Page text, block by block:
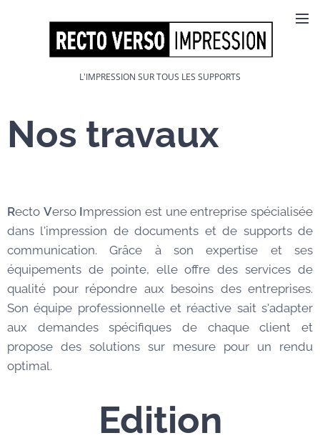
L'IMPRESSION SUR TOUS LES SUPPORTS
Nos travaux
Recto Verso Impression est une entreprise spécialisée
dans l'impression de documents et de supports de
communication. Grâce à son expertise et ses
équipements de pointe, elle offre des services de
qualité pour répondre aux besoins des entreprises.
Son équipe professionnelle et réactive sait s'adapter
aux demandes spécifiques de chaque client et
propose des solutions sur mesure pour un rendu
optimal.
Edition